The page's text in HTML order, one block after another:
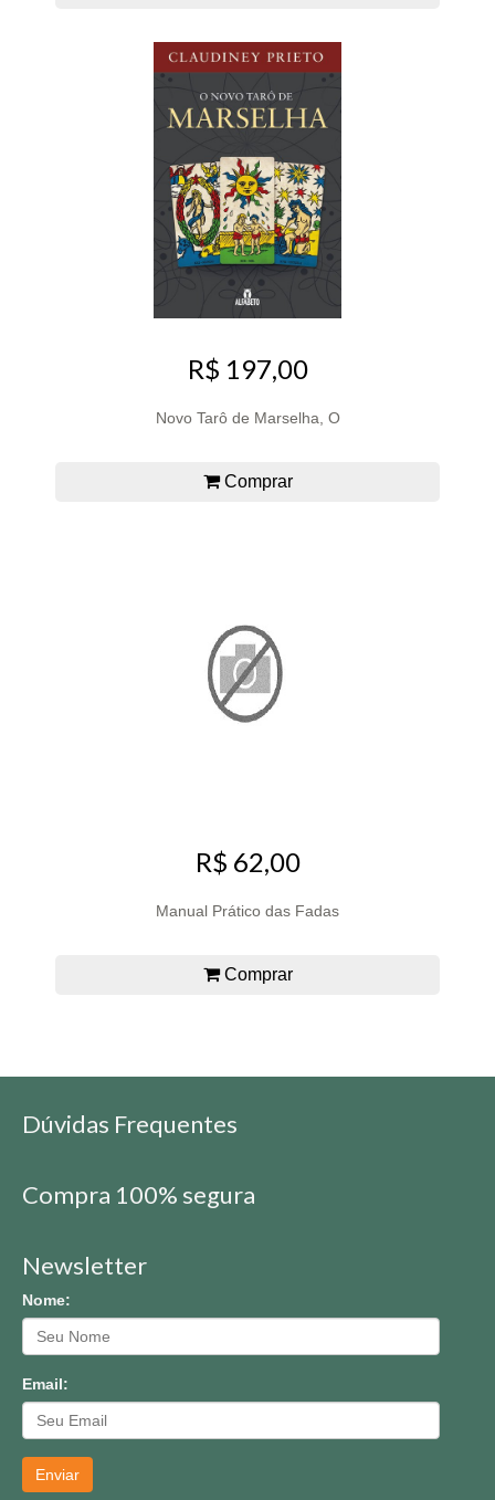
R$ 197,00
Novo Tarô de Marselha, O
Comprar
R$ 62,00
Manual Prático das Fadas
Comprar
Dúvidas Frequentes
Compra 100% segura
Newsletter
Nome:
Email:
Enviar